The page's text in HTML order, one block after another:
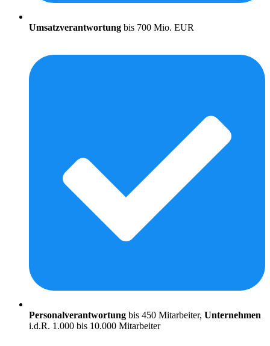
Umsatzverantwortung bis 700 Mio. EUR
Personalverantwortung bis 450 Mitarbeiter, Unternehmen
i.d.R. 1.000 bis 10.000 Mitarbeiter